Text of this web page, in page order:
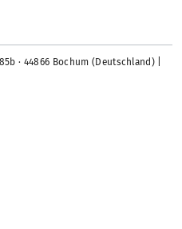
· 44866 Bochum (Deutschland) |